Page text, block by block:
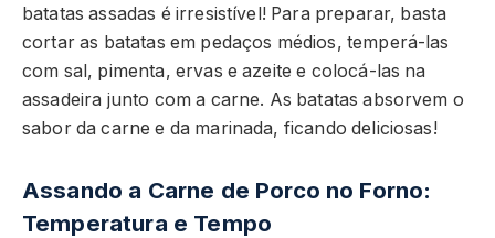
batatas assadas é irresistível! Para preparar, basta
cortar as batatas em pedaços médios, temperá-las
com sal, pimenta, ervas e azeite e colocá-las na
assadeira junto com a carne. As batatas absorvem o
sabor da carne e da marinada, ficando deliciosas!
Assando a Carne de Porco no Forno:
Temperatura e Tempo